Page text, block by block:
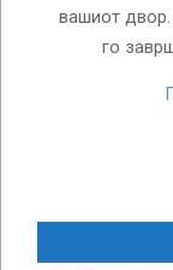
вашиот
го